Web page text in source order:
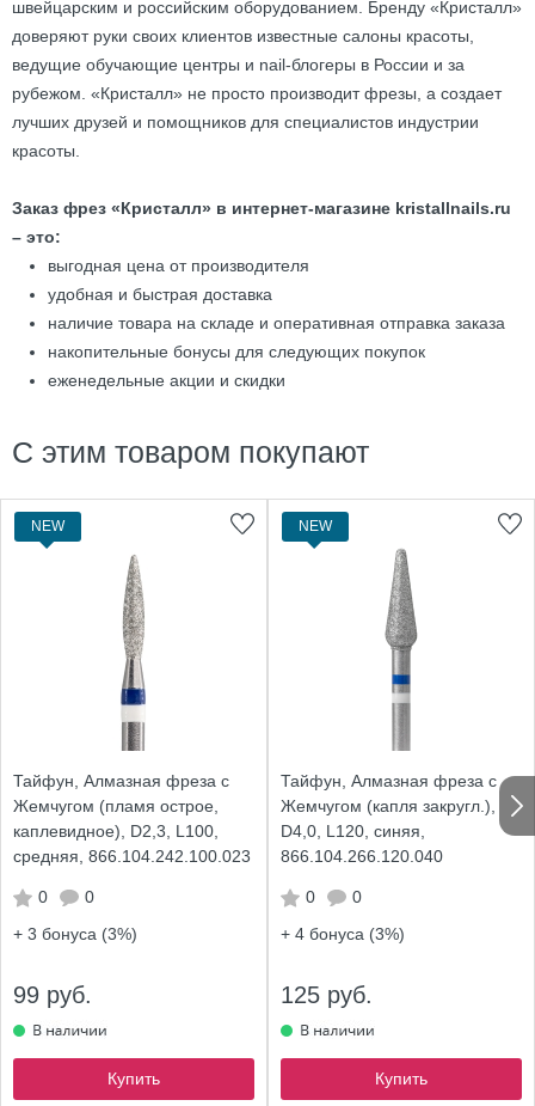
швейцарским и российским оборудованием. Бренду «Кристалл»
доверяют руки своих клиентов известные салоны красоты,
ведущие обучающие центры и nail-блогеры в России и за
рубежом. «Кристалл» не просто производит фрезы, а создает
лучших друзей и помощников для специалистов индустрии
красоты.
Заказ фрез «Кристалл» в интернет-магазине kristallnails.ru
– это:
выгодная цена от производителя
удобная и быстрая доставка
наличие товара на складе и оперативная отправка заказа
накопительные бонусы для следующих покупок
еженедельные акции и скидки
С этим товаром покупают
NEW
Тайфун, Алмазная фреза с
Жемчугом (пламя острое,
каплевидное), D2,3, L100,
средняя, 866.104.242.100.023
0
0
+ 3 бонуса (3%)
99 руб.
Купить
NEW
Тайфун, Алмазная фреза с
Жемчугом (капля закругл.),
D4,0, L120, синяя,
866.104.266.120.040
0
0
+ 4 бонуса (3%)
125 руб.
Купить